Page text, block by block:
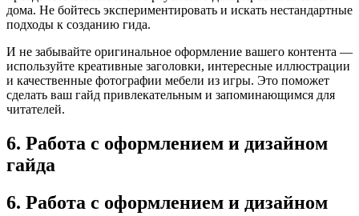
дома. Не бойтесь экспериментировать и искать нестандартные
подходы к созданию гида.
И не забывайте оригинальное оформление вашего контента —
используйте креативные заголовки, интересные иллюстрации
и качественные фотографии мебели из игры. Это поможет
сделать ваш гайд привлекательным и запоминающимся для
читателей.
6. Работа с оформлением и дизайном
гайда
6. Работа с оформлением и дизайном